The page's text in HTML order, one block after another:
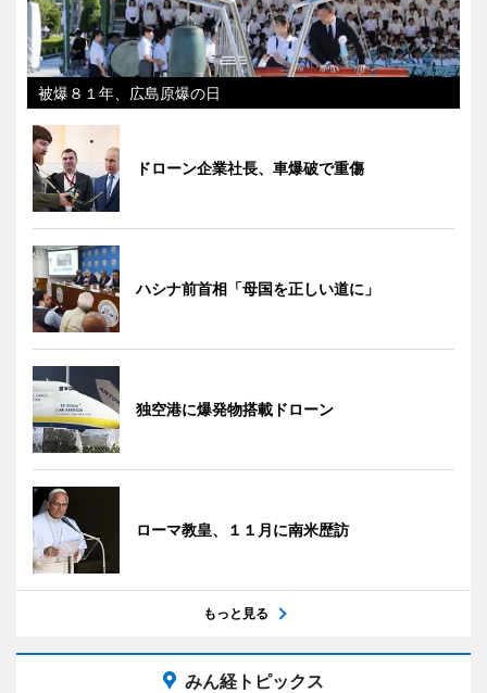
被爆８１年、広島原爆の日
ドローン企業社長、車爆破で重傷
ハシナ前首相「母国を正しい道に」
独空港に爆発物搭載ドローン
ローマ教皇、１１月に南米歴訪
もっと見る
みん経トピックス